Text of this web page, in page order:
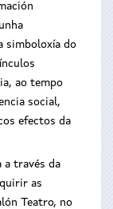
simboloxía do
ao tempo
social,
efectos da
a través da
as
Teatro, no